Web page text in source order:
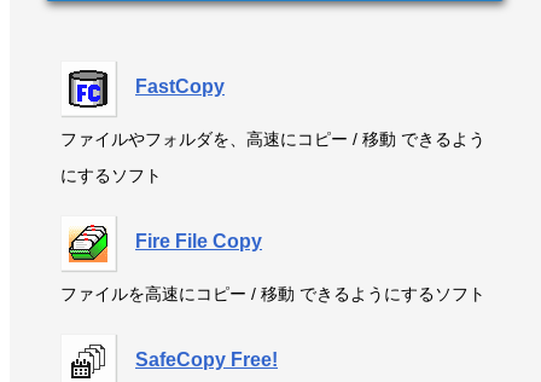
FastCopy
ファイルやフォルダを、高速にコピー / 移動 できるよう
にするソフト
Fire File Copy
ファイルを高速にコピー / 移動 できるようにするソフト
SafeCopy Free!